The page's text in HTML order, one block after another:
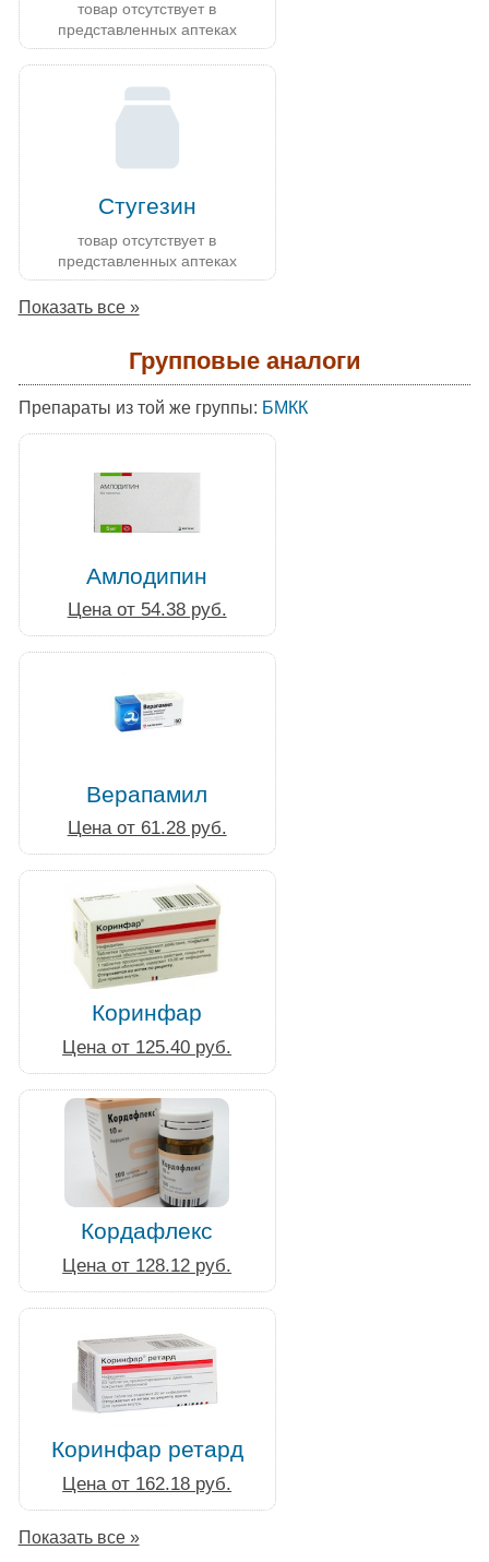
товар отсутствует в
представленных аптеках
Стугезин
товар отсутствует в
представленных аптеках
Показать все »
Групповые аналоги
Препараты из той же группы: БМКК
Амлодипин
Цена от 54.38 руб.
Верапамил
Цена от 61.28 руб.
Коринфар
Цена от 125.40 руб.
Кордафлекс
Цена от 128.12 руб.
Коринфар ретард
Цена от 162.18 руб.
Показать все »